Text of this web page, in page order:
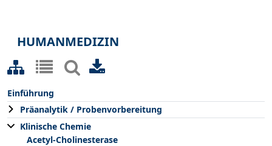
HUMANMEDIZIN
Einführung
Präanalytik / Probenvorbereitung
Klinische Chemie
Acetyl-Cholinesterase